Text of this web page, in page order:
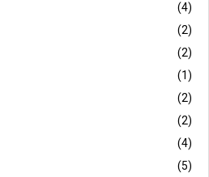
(4)
(2)
(2)
(1)
(2)
(2)
(4)
(5)